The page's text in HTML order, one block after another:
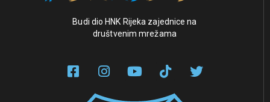
Budi dio HNK Rijeka zajednice na
društvenim mrežama